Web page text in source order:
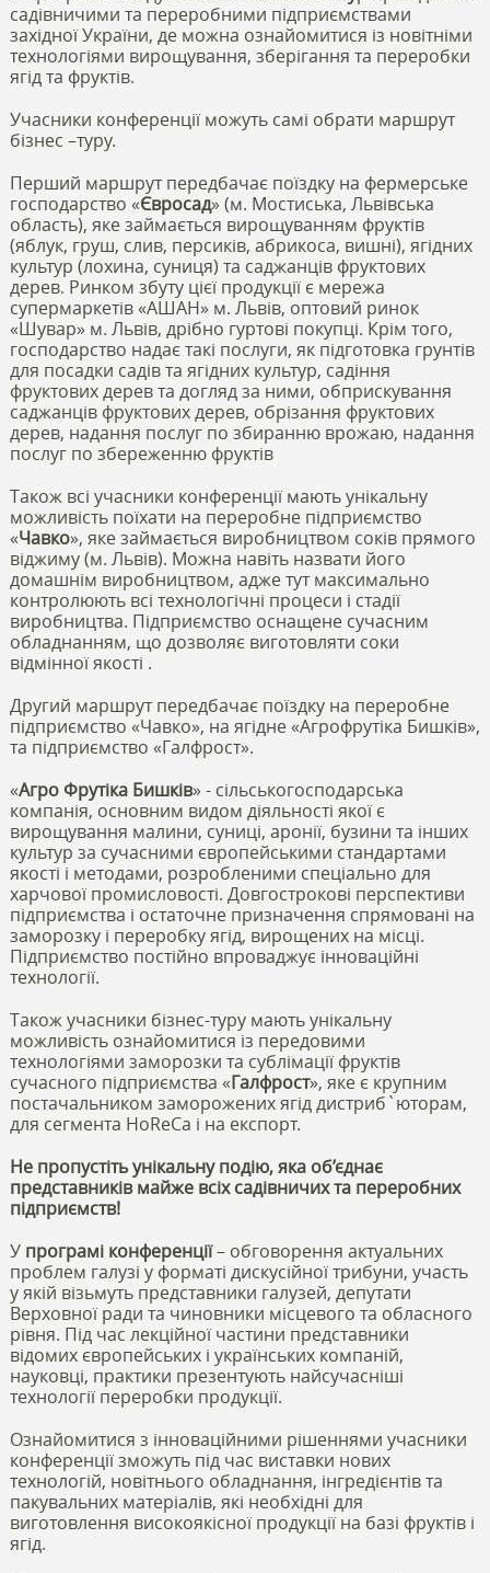
садівничими та переробними підприємствами
західної України, де можна ознайомитися із новітніми
технологіями вирощування, зберігання та переробки
ягід та фруктів.
Учасники конференції можуть самі обрати маршрут
бізнес –туру.
Перший маршрут передбачає поїздку на фермерське
господарство «Євросад» (м. Мостиська, Львівська
область), яке займається вирощуванням фруктів
(яблук, груш, слив, персиків, абрикоса, вишні), ягідних
культур (лохина, суниця) та саджанців фруктових
дерев. Ринком збуту цієї продукції є мережа
супермаркетів «АШАН» м. Львів, оптовий ринок
«Шувар» м. Львів, дрібно гуртові покупці. Крім того,
господарство надає такі послуги, як підготовка грунтів
для посадки садів та ягідних культур, садіння
фруктових дерев та догляд за ними, обприскування
саджанців фруктових дерев, обрізання фруктових
дерев, надання послуг по збиранню врожаю, надання
послуг по збереженню фруктів
Також всі учасники конференції мають унікальну
можливість поїхати на переробне підприємство
«Чавко», яке займається виробництвом соків прямого
віджиму (м. Львів). Можна навіть назвати його
домашнім виробництвом, адже тут максимально
контролюють всі технологічні процеси і стадії
виробництва. Підприємство оснащене сучасним
обладнанням, що дозволяє виготовляти соки
відмінної якості .
Другий маршрут передбачає поїздку на переробне
підприємство «Чавко», на ягідне «Агрофрутіка Бишків»,
та підприємство «Галфрост».
«Агро Фрутіка Бишків» - сільськогосподарська
компанія, основним видом діяльності якої є
вирощування малини, суниці, аронії, бузини та інших
культур за сучасними європейськими стандартами
якості і методами, розробленими спеціально для
харчової промисловості. Довгострокові перспективи
підприємства і остаточне призначення спрямовані на
заморозку і переробку ягід, вирощених на місці.
Підприємство постійно впроваджує інноваційні
технології.
Також учасники бізнес-туру мають унікальну
можливість ознайомитися із передовими
технологіями заморозки та сублімації фруктів
сучасного підприємства «Галфрост», яке є крупним
постачальником заморожених ягід дистриб`юторам,
для сегмента HoReCa і на експорт.
Не пропустіть унікальну подію, яка об’єднає
представників майже всіх садівничих та переробних
підприємств!
У програмі конференції– обговорення актуальних
проблем галузі у форматі дискусійної трибуни, участь
у якій візьмуть представники галузей, депутати
Верховної ради та чиновники місцевого та обласного
рівня. Під час лекційної частини представники
відомих європейських і українських компаній,
науковці, практики презентують найсучасніші
технології переробки продукції.
Ознайомитися з інноваційними рішеннями учасники
конференції зможуть під час виставки нових
технологій, новітнього обладнання, інгредієнтів та
пакувальних матеріалів, які необхідні для
виготовлення високоякісної продукції на базі фруктів і
ягід.